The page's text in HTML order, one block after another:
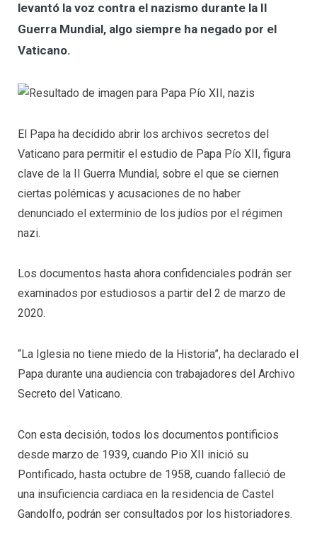
levantó la voz contra el nazismo durante la II
Guerra Mundial, algo siempre ha negado por el
Vaticano.
El Papa ha decidido abrir los archivos secretos del
Vaticano para permitir el estudio de Papa Pío XII, figura
clave de la II Guerra Mundial, sobre el que se ciernen
ciertas polémicas y acusaciones de no haber
denunciado el exterminio de los judíos por el régimen
nazi.
Los documentos hasta ahora confidenciales podrán ser
examinados por estudiosos a partir del 2 de marzo de
2020.
“La Iglesia no tiene miedo de la Historia”, ha declarado el
Papa durante una audiencia con trabajadores del Archivo
Secreto del Vaticano.
Con esta decisión, todos los documentos pontificios
desde marzo de 1939, cuando Pio XII inició su
Pontificado, hasta octubre de 1958, cuando falleció de
una insuficiencia cardiaca en la residencia de Castel
Gandolfo, podrán ser consultados por los historiadores.